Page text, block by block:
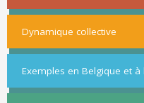
Dynamique collective
Exemples en Belgique et à